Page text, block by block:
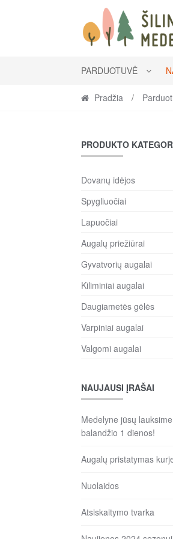
to
navigation
to
content
PARDUOTUVĖ
Pradžia /
PRODUKTO
Dovanų idėjos
Spygliuočiai
Lapuočiai
Augalų priežiūrai
Gyvatvorių augalai
Kiliminiai augalai
Daugiametės gėlės
Varpiniai augalai
Valgomi augalai
NAUJAUSI ĮRAŠAI
Medelyne jūsų
balandžio 1 dienos!
Augalų pristatymas
Nuolaidos
Atsiskaitymo tvarka